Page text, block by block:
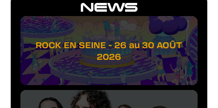
NEWS
ROCK EN SEINE - 26 au 30 AOÛT
2026